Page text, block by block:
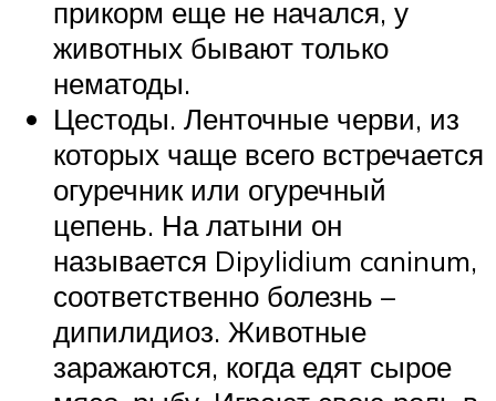
прикорм еще не начался, у
животных бывают только
нематоды.
Цестоды. Ленточные черви, из
которых чаще всего встречается
огуречник или огуречный
цепень. На латыни он
называется Dipylidium caninum,
соответственно болезнь –
дипилидиоз. Животные
заражаются, когда едят сырое